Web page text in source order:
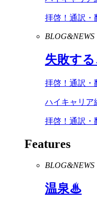
拝啓！通訳・
BLOG&NEWS
失敗す
拝啓！通訳・
ハイキャリア
拝啓！通訳・
Features
BLOG&NEWS
温泉♨